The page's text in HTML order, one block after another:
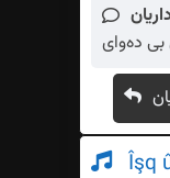
بی دەوای
Îşq